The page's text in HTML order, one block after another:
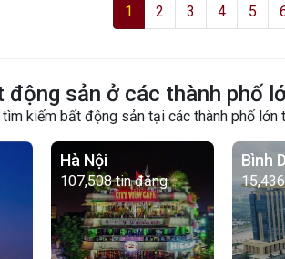
1 2 3 4 5
động sản ở các thành phố
kiếm bất động sản tại các thành phố lớn
Hà Nội
107,508 tin đăng
Bình